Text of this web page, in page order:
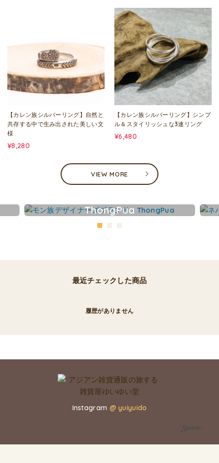
【カレン族シルバーリング】自然と
共存する中で生み出された美しい文
様
¥8,280
【カレン族シルバーリング】シンプ
ル＆スタイリッシュな3連リング
¥6,480
VIEW MORE
ThongPua
最近チェックした商品
履歴がありません
Instagram @ yuiyuido